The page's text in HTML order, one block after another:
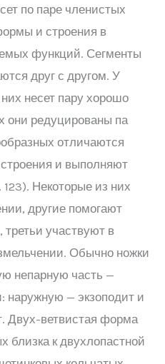
по паре членистых
и строения в
функций. Сегменты
друг с другом. У
несет пару хорошо
они редуцированы па
отличаются
и выполняют
Некоторые из них
другие помогают
участвуют в
Обычно ножки
непарную часть —
наружную — экзоподит и
Двух-ветвистая форма
близка к двухлопастной